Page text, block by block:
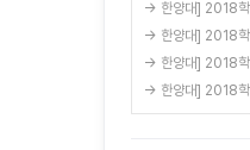
→ 한양대] 2018학
→ 한양대] 2018학
→ 한양대] 2018학
→ 한양대] 2018학